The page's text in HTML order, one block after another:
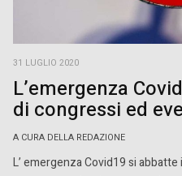
31 LUGLIO 2020
L’emergenza
di congressi ed
A CURA DELLA REDAZIONE
L’ emergenza Covid19 si